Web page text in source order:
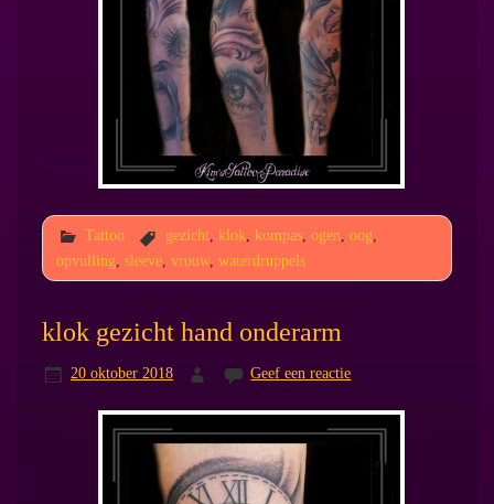
Tattoo gezicht, klok, kompas, ogen, oog,
opvulling sleeve, vrouw, waterdruppels
klok gezicht hand onderarm
20 oktober 2018 Geef een reactie